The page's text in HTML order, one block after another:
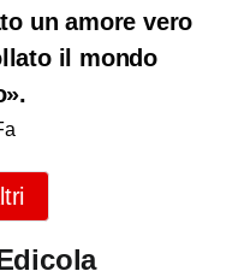
un amore vero
il mondo